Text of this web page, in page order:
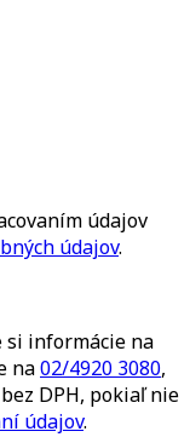
údajov
údajov.
si informácie na
na02/4920 3080,
DPH, pokiaľ nie
údajov.